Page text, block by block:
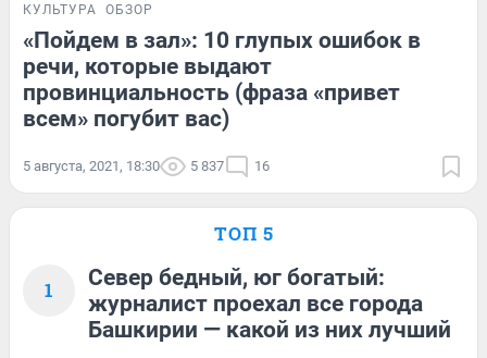
КУЛЬТУРА ОБЗОР
«Пойдем в зал»: 10 глупых ошибок в
речи, которые выдают
провинциальность (фраза «привет
всем» погубит вас)
5 августа, 2021, 18:30 5 837 16
ТОП 5
1
Север бедный, юг богатый:
журналист проехал все города
Башкирии — какой из них лучший